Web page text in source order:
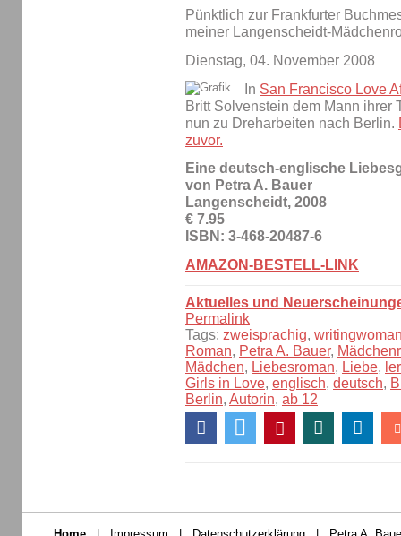
Pünktlich zur Frankfurter
meiner Langenscheidt-
Dienstag, 04. November 2008
In San Francisco Love
Britt Solvenstein dem Mann ihrer
nun zu Dreharbeiten nach Berlin.
zuvor.
Eine deutsch-englische
von Petra A. Bauer
Langenscheidt, 2008
€ 7.95
ISBN: 3-468-20487-6
AMAZON-BESTELL-LINK
Aktuelles und
Permalink
Tags: zweisprachig,
Roman, Petra A. Bauer,
Mädchen, Liebesroman, Liebe,
Girls in Love, englisch, deutsch,
Berlin, Autorin, ab 12